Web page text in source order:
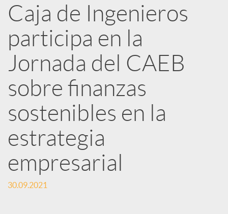
e
d
e
s
S
o
Caja de Ingenieros
participa en la
Jornada del CAEB
sobre finanzas
sostenibles en la
estrategia
empresarial
30.09.2021